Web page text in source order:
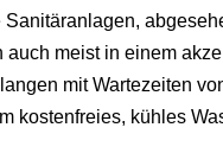
auch meist in einem
mit Wartezeiten
kostenfreies, kühles